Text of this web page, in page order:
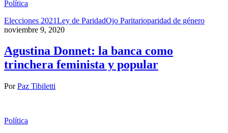
Política
Elecciones 2021Ley de ParidadOjo Paritarioparidad de género
noviembre 9, 2020
Agustina Donnet: la banca como
trinchera feminista y popular
PorPaz Tibiletti
Política